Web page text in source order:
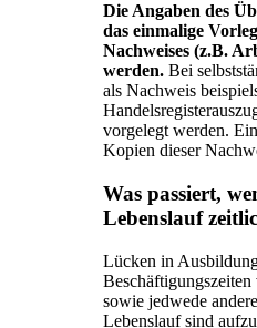
Die Angaben des
das einmalige
Nachweises (z.B.
werden. Bei
als Nachweis
vorgelegt werden.
Kopien dieser
Was passiert,
Lebenslauf
Lücken in
sowie jedwede
Lebenslauf sind